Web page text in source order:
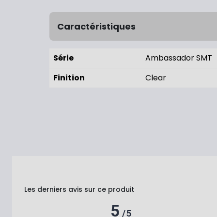
Caractéristiques
Série
Ambassador SMT
Finition
Clear
Les derniers avis sur ce produit
5/5